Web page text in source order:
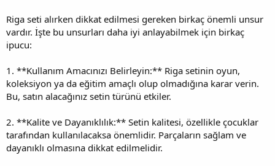
Riga seti alırken dikkat edilmesi gereken birkaç önemli unsur
vardır. İşte bu unsurları daha iyi anlayabilmek için birkaç
ipucu:
1. **Kullanım Amacınızı Belirleyin:** Riga setinin oyun,
koleksiyon ya da eğitim amaçlı olup olmadığına karar verin.
Bu, satın alacağınız setin türünü etkiler.
2. **Kalite ve Dayanıklılık:** Setin kalitesi, özellikle çocuklar
tarafından kullanılacaksa önemlidir. Parçaların sağlam ve
dayanıklı olmasına dikkat edilmelidir.